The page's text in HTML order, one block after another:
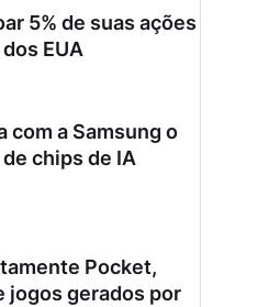
5% de suas ações
EUA
com a Samsung o
chips de IA
Pocket,
jogos gerados por